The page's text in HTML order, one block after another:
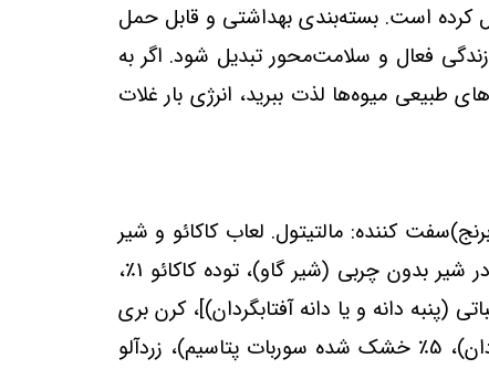
کرده است. بسته‌بندی بهداشتی و قابل حمل
فعال و سلامت‌محور تبدیل شود. اگر به
طبیعی میوه‌ها لذت ببرید، انرژی بار غلات
(گلوتن) 10٪، آرد کام، رنده ذرت، آرد برنج)سفت کننده: مالتیتول. لعاب کاکائو و شیر
(شیر گاو) با طعم 15% [روغن گیاهی (کمل خرما)، آب پنیر (شیر گاو) پودر، شکر، پودر کاکائو کم چرب 6٪، پودر شیر بدون چربی (شیر گاو)، توده کاکائو 1٪،
منجمد 9.5٪، کشمش 5.6٪ [کشمش 99.5٪، روغن نباتی (پنبه دانه و یا دانه آفتابگردان)]، کرن بری
خشک برش خورده 5.6٪ [زغال اخته 51٪، شکر، روغن نباتی (دانه آفتابگردان)، 5٪ خشک شده (دانه آفتابگردان)، 5٪ خشک شده سوربات پتاسیم)، زردآلو